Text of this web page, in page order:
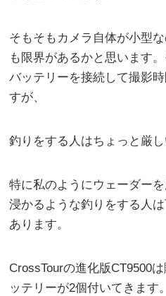
そもそもカメラ自体が小型
も限界があるかと思います
バッテリーを接続して撮影
すが、
釣りをする人はちょっと厳し
特に私のようにウェーダー
浸かるような釣りをする人
あります。
CrossTourの進化版CT9500
ッテリーが2個付いてきます